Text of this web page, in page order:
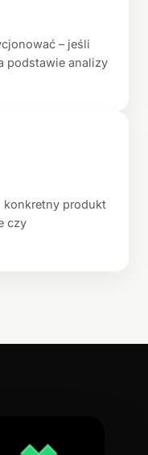
– jeśli
podstawie analizy
konkretny produkt
czy